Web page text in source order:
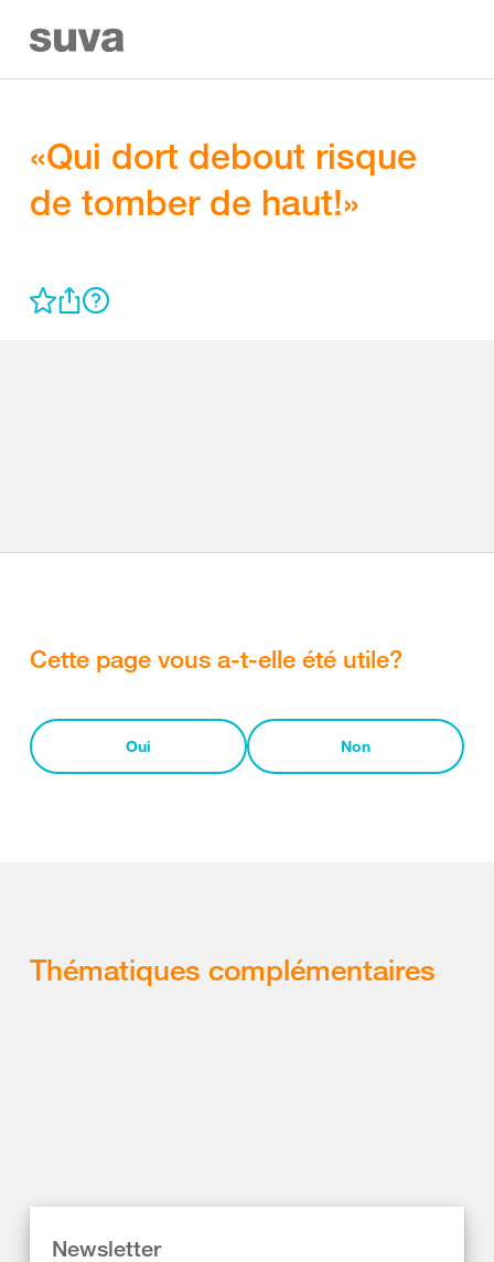
«Qui dort debout risque
de tomber de haut!»
Cette page vous a-t-elle été utile?
Oui Non
Thématiques complémentaires
Newsletter